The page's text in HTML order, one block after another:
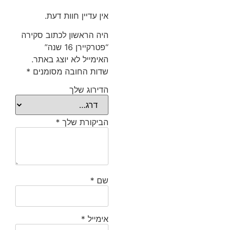
אין עדיין חוות דעת.
היה הראשון לכתוב סקירה
“פטרקיירן 16 שנה”
האימייל לא יוצג באתר.
שדות החובה מסומנים*
הדירוג שלך
הביקורת שלך*
*
אימייל*